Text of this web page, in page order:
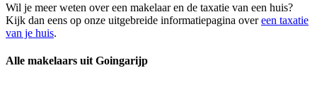
Wil je meer weten over een makelaar en de taxatie van een huis?
Kijk dan eens op onze uitgebreide informatiepagina overeen taxatie
van je huis.
Alle makelaars uit Goingarijp